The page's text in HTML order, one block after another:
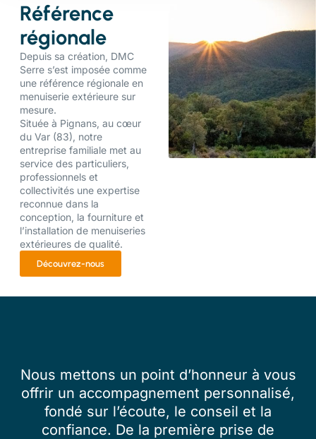
Référence
régionale
Depuis sa création, DMC
Serre s’est imposée comme
une référence régionale en
menuiserie extérieure sur
mesure.
Située à Pignans, au cœur
du Var (83), notre
entreprise familiale met au
service des particuliers,
professionnels et
collectivités une expertise
reconnue dans la
conception, la fourniture et
l’installation de menuiseries
extérieures de qualité.
Découvrez-nous
Nous mettons un point d’honneur à vous
offrir un accompagnement personnalisé,
fondé sur l’écoute, le conseil et la
confiance. De la première prise de